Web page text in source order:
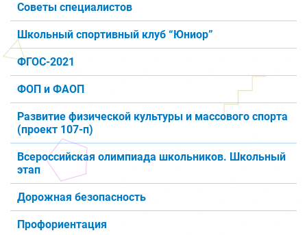
Советы специалистов
Школьный спортивный клуб “Юниор”
ФГОС-2021
ФОП и ФАОП
Развитие физической культуры и массового спорта
(проект 107-п)
Всероссийская олимпиада школьников. Школьный
этап
Дорожная безопасность
Профориентация